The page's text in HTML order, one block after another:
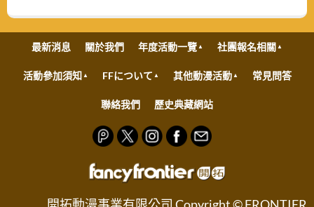
最新消息 關於我們 年度活動一覽 社團報名相關
活動參加須知 FFについて 其他動漫活動 常見問答
聯絡我們 歷史典藏網站
開拓動漫事業有限公司 Copyright © FRONTIER